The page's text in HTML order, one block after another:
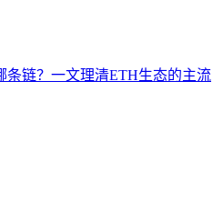
条链？一文理清ETH生态的主流